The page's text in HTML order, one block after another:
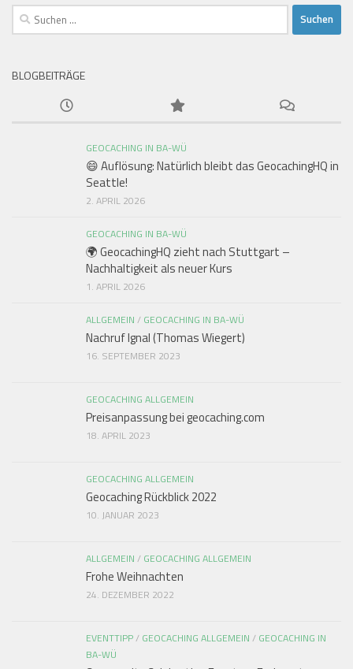
Suchen
nach:
BLOGBEITRÄGE
GEOCACHING IN BA-WÜ
😄 Auflösung: Natürlich bleibt das GeocachingHQ in
Seattle!
2. APRIL 2026
GEOCACHING IN BA-WÜ
🌍 GeocachingHQ zieht nach Stuttgart –
Nachhaltigkeit als neuer Kurs
1. APRIL 2026
ALLGEMEIN / GEOCACHING IN BA-WÜ
Nachruf Ignal (Thomas Wiegert)
16. SEPTEMBER 2023
GEOCACHING ALLGEMEIN
Preisanpassung bei geocaching.com
18. APRIL 2023
GEOCACHING ALLGEMEIN
Geocaching Rückblick 2022
10. JANUAR 2023
ALLGEMEIN / GEOCACHING ALLGEMEIN
Frohe Weihnachten
24. DEZEMBER 2022
EVENTTIPP/ GEOCACHING ALLGEMEIN / GEOCACHING IN
BA-WÜ